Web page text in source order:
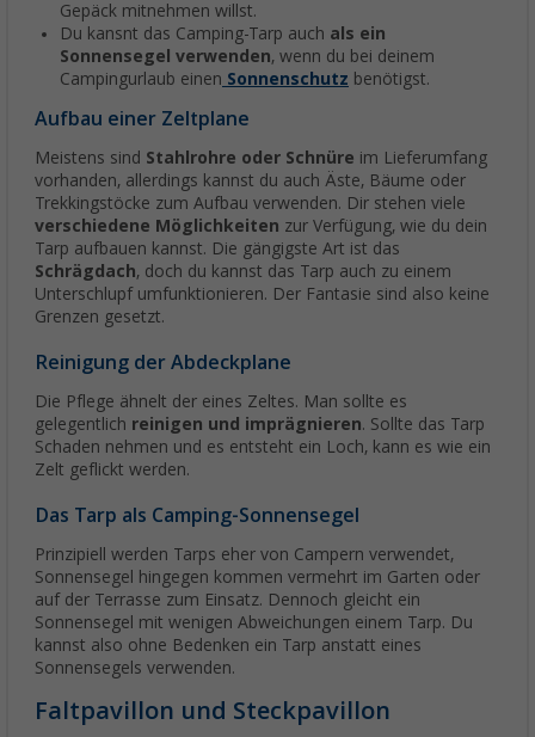
Gepäck mitnehmen willst.
Du kansnt das Camping-Tarp auch als ein
Sonnensegel verwenden, wenn du bei deinem
Campingurlaub einen Sonnenschutz benötigst.
Aufbau einer Zeltplane
Meistens sind Stahlrohre oder Schnüre im Lieferumfang
vorhanden, allerdings kannst du auch Äste, Bäume oder
Trekkingstöcke zum Aufbau verwenden. Dir stehen viele
verschiedene Möglichkeiten zur Verfügung, wie du dein
Tarp aufbauen kannst. Die gängigste Art ist das
Schrägdach, doch du kannst das Tarp auch zu einem
Unterschlupf umfunktionieren. Der Fantasie sind also keine
Grenzen gesetzt.
Reinigung der Abdeckplane
Die Pflege ähnelt der eines Zeltes. Man sollte es
gelegentlich reinigen und imprägnieren. Sollte das Tarp
Schaden nehmen und es entsteht ein Loch, kann es wie ein
Zelt geflickt werden.
Das Tarp als Camping-Sonnensegel
Prinzipiell werden Tarps eher von Campern verwendet,
Sonnensegel hingegen kommen vermehrt im Garten oder
auf der Terrasse zum Einsatz. Dennoch gleicht ein
Sonnensegel mit wenigen Abweichungen einem Tarp. Du
kannst also ohne Bedenken ein Tarp anstatt eines
Sonnensegels verwenden.
Faltpavillon und Steckpavillon